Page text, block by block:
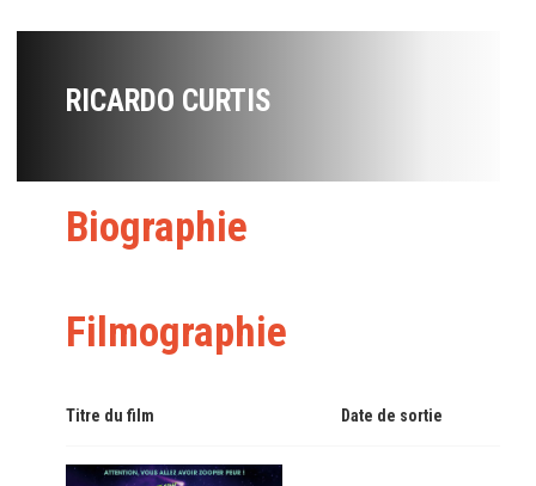
RICARDO CURTIS
Biographie
Filmographie
Titre du film Date de sortie